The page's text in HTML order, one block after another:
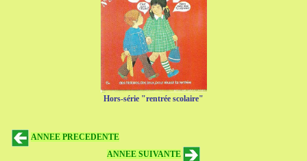
Hors-série "rentrée scolaire"
ANNEE PRECEDENTE
ANNEE SUIVANTE